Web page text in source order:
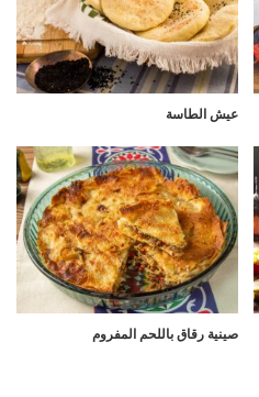
عيش الطاسة
صينية رقاق باللحم المفروم